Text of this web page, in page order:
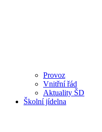
Provoz
Vnitřní řád
Aktuality ŠD
Školní jídelna